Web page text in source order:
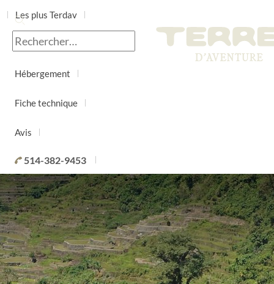
Les plus Terdav
Jour par jour
Hébergement
Fiche technique
Avis
514-382-9453